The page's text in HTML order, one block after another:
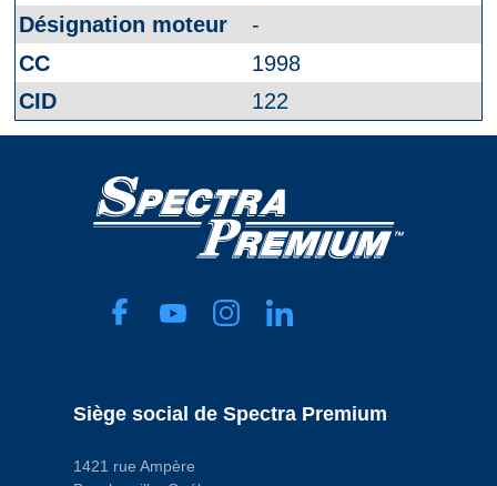
-
1998
122
Siège social de Spectra Premium
1421 rue Ampère